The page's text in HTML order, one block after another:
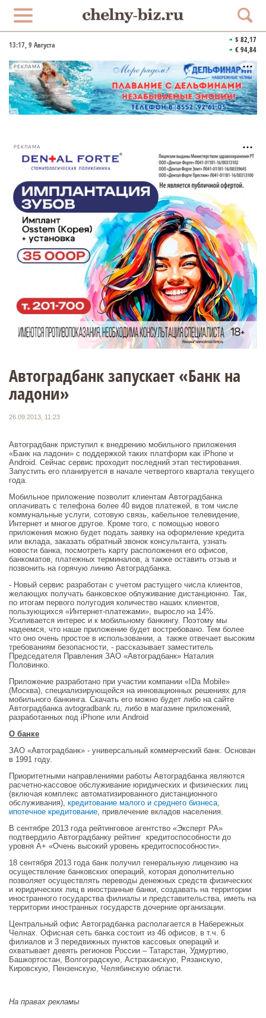
13:17, 9 Августа
$ 82,17
€ 94,84
РЕКЛАМА
РЕКЛАМА
Автоградбанк запускает «Банк на
ладони»
26.09.2013, 11:23
Автоградбанк приступил к внедрению мобильного приложения
«Банк на ладони» с поддержкой таких платформ как iPhone и
Android. Сейчас сервис проходит последний этап тестирования.
Запустить его планируется в начале четвертого квартала текущего
года.
Мобильное приложение позволит клиентам Автоградбанка
оплачивать с телефона более 40 видов платежей, в том числе
коммунальные услуги, сотовую связь, кабельное телевидение,
Интернет и многое другое. Кроме того, с помощью нового
приложения можно будет подать заявку на оформление кредита
или вклада, заказать обратный звонок консультанта, узнать
новости банка, посмотреть карту расположения его офисов,
банкоматов, платежных терминалов, а также оставить отзыв и
позвонить на горячую линию Автоградбанка.
- Новый сервис разработан с учетом растущего числа клиентов,
желающих получать банковское облуживание дистанционно. Так,
по итогам первого полугодия количество наших клиентов,
пользующихся «Интернет-платежами», выросло на 14%.
Усиливается интерес и к мобильному банкингу. Поэтому мы
надеемся, что наше приложение будет востребовано. Тем более
что оно очень простое в использовании, а также отвечает высоким
требованиям безопасности, - рассказывает заместитель
Председателя Правления ЗАО «Автоградбанк» Наталия
Половинко.
Приложение разработано при участии компании «IDa Mobile»
(Москва), специализирующейся на инновационных решениях для
мобильного банкинга. Скачать его можно будет либо на сайте
Автоградбанка avtogradbank.ru, либо в магазине приложений,
разработанных под iPhone или Android
О банке
ЗАО «Автоградбанк» - универсальный коммерческий банк. Основан
в 1991 году.
Приоритетными направлениями работы Автоградбанка являются
расчетно-кассовое обслуживание юридических и физических лиц
(включая комплекс автоматизированного дистанционного
обслуживания), кредитование малого и среднего бизнеса
ипотечное кредитование , привлечение вкладов населения.
В cентябре 2013 года рейтинговое агентство «Эксперт РА»
подтвердило Автоградбанку рейтинг кредитоспособности до
уровня А+ «Очень высокий уровень кредитоспособности».
18 сентября 2013 года банк получил генеральную лицензию на
осуществление банковских операций, которая дополнительно
позволяет осуществлять переводы денежных средств физических
и юридических лиц в иностранные банки, создавать на территории
иностранного государства филиалы и представительства, иметь на
территории иностранных государств дочерние организации.
Центральный офис Автоградбанка располагается в Набережных
Челнах. Офисная сеть банка состоит из 46 офисов, в т.ч. 6
филиалов и 3 передвижных пунктов кассовых операций и
охватывает девять регионов России – Татарстан, Удмуртию,
Башкортостан, Волгоградскую, Астраханскую, Рязанскую,
Кировскую, Пензенскую, Челябинскую области.
На правах рекламы